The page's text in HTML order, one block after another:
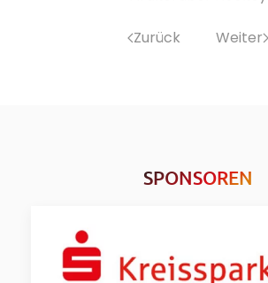
Zurück Weiter
SPONSOREN